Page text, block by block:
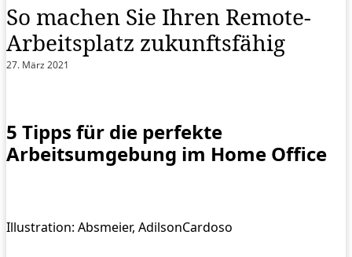
So machen Sie Ihren Remote-
Arbeitsplatz zukunftsfähig
27. März 2021
5 Tipps für die perfekte
Arbeitsumgebung im Home Office
Illustration: Absmeier, AdilsonCardoso